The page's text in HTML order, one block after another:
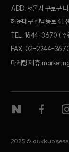
ADD. 서울시 구로구
해운대구 센텀동로 41
TEL. 1644-3670 (주
FAX. 02-2244-
마케팅 제휴.
2025 ©